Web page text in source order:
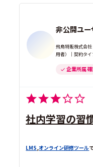
非公開ユー
飛鳥特販株式会
用者）｜契約タ
企業所属
社内学習の習
LMS ,オンライン研修ツール